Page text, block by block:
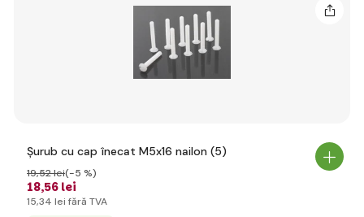
Șurub cu cap înecat M5x16 nailon (5)
18,56 lei
19,52 lei(-5 %)
15,34 lei fără TVA